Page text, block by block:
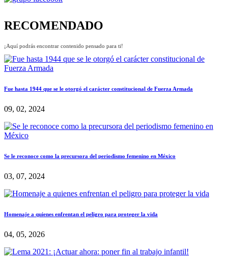
RECOMENDADO
¡Aquí podrás encontrar contenido pensado para ti!
Fue hasta 1944 que se le otorgó el carácter constitucional de Fuerza Armada
09, 02, 2024
Se le reconoce como la precursora del periodismo femenino en México
03, 07, 2024
Homenaje a quienes enfrentan el peligro para proteger la vida
04, 05, 2026